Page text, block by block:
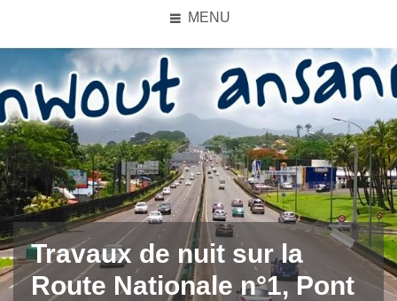
MENU
Travaux de nuit sur la
Route Nationale n°1, Pont